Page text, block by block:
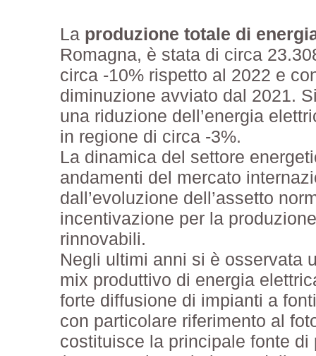
La produzione totale di
Romagna, è stata di circa
circa -10% rispetto al 2022 e
diminuzione avviato dal 2021.
una riduzione dell’energia
in regione di circa -3%.
La dinamica del settore
andamenti del mercato
dall’evoluzione dell’assetto
incentivazione per la
rinnovabili.
Negli ultimi anni si è osservata
mix produttivo di energia
forte diffusione di impianti a
con particolare riferimento al
costituisce la principale fonte